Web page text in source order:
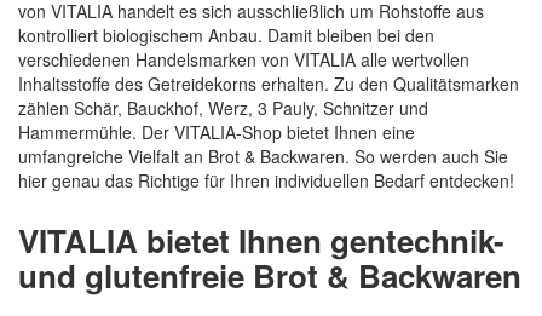
von VITALIA handelt es sich ausschließlich um Rohstoffe aus
kontrolliert biologischem Anbau. Damit bleiben bei den
verschiedenen Handelsmarken von VITALIA alle wertvollen
Inhaltsstoffe des Getreidekorns erhalten. Zu den Qualitätsmarken
zählen Schär, Bauckhof, Werz, 3 Pauly, Schnitzer und
Hammermühle. Der VITALIA-Shop bietet Ihnen eine
umfangreiche Vielfalt an Brot & Backwaren. So werden auch Sie
hier genau das Richtige für Ihren individuellen Bedarf entdecken!
VITALIA bietet Ihnen gentechnik-
und glutenfreie Brot & Backwaren